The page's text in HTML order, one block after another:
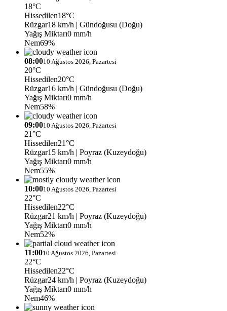
18°C
Hissedilen18°C
Rüzgar18 km/h | Gündoğusu (Doğu)
Yağış Miktarı0 mm/h
Nem69%
08:0010 Ağustos 2026, Pazartesi
20°C
Hissedilen20°C
Rüzgar16 km/h | Gündoğusu (Doğu)
Yağış Miktarı0 mm/h
Nem58%
09:0010 Ağustos 2026, Pazartesi
21°C
Hissedilen21°C
Rüzgar15 km/h | Poyraz (Kuzeydoğu)
Yağış Miktarı0 mm/h
Nem55%
10:0010 Ağustos 2026, Pazartesi
22°C
Hissedilen22°C
Rüzgar21 km/h | Poyraz (Kuzeydoğu)
Yağış Miktarı0 mm/h
Nem52%
11:0010 Ağustos 2026, Pazartesi
22°C
Hissedilen22°C
Rüzgar24 km/h | Poyraz (Kuzeydoğu)
Yağış Miktarı0 mm/h
Nem46%